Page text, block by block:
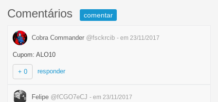
Comentários comentar
Cobra Commander @fsckrcib - em 23/11/2017
Cupom: ALO10
+ 0 responder
Felipe @fCGO7eCJ - em 23/11/2017